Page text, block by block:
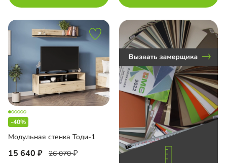
до
до
-40%
Модульная стенка Тоди-1
15 640 26 070